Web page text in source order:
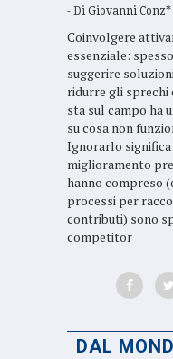
Di Giovanni Conz*
Coinvolgere
essenziale:
suggerire
ridurre gli sprechi
sta sul campo ha
su cosa non
Ignorarlo significa
miglioramento
hanno compreso
processi per
contributi) sono
competitor
DAL